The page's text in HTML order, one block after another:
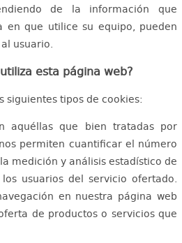
de la información que
que utilice su equipo, pueden
usuario.
esta página web?
siguientes tipos de cookies:
aquéllas que bien tratadas por
permiten cuantificar el número
medición y análisis estadístico de
usuarios del servicio ofertado.
en nuestra página web
de productos o servicios que